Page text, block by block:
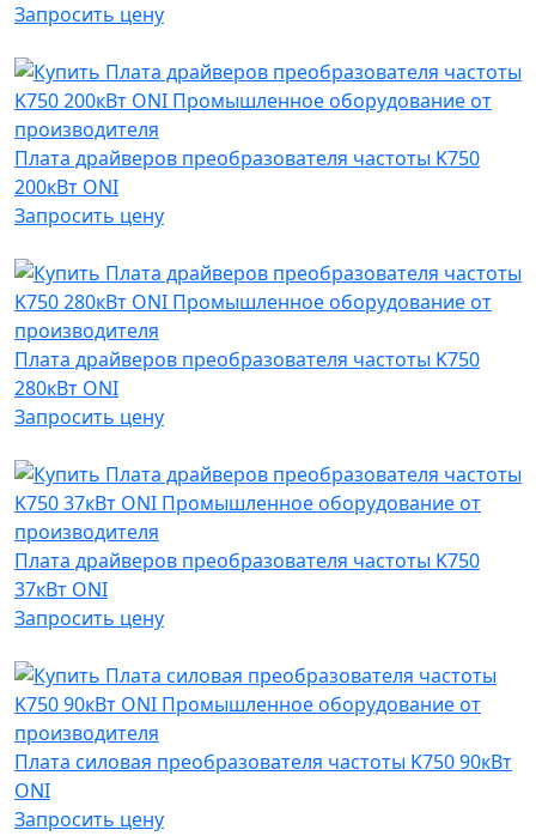
Запросить цену
Плата драйверов преобразователя частоты K750
200кВт ONI
Запросить цену
Плата драйверов преобразователя частоты K750
280кВт ONI
Запросить цену
Плата драйверов преобразователя частоты K750
37кВт ONI
Запросить цену
Плата силовая преобразователя частоты K750 90кВт
ONI
Запросить цену